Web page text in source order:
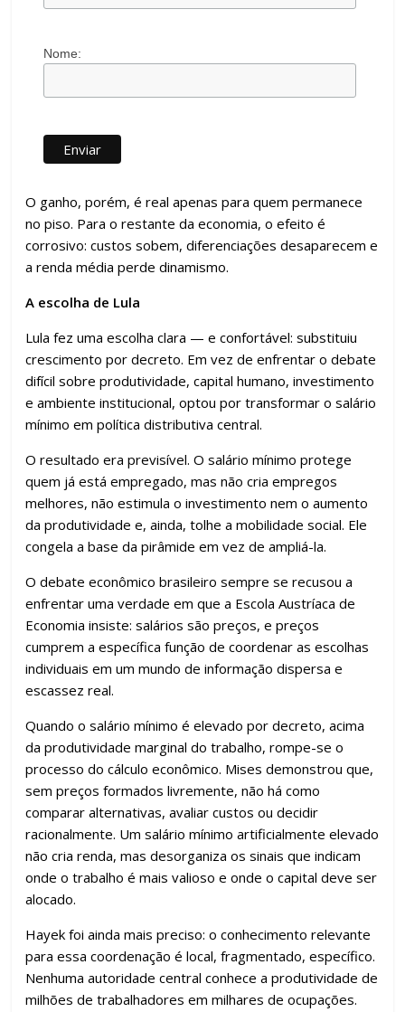
Nome:
O ganho, porém, é real apenas para quem permanece
no piso. Para o restante da economia, o efeito é
corrosivo: custos sobem, diferenciações desaparecem e
a renda média perde dinamismo.
A escolha de Lula
Lula fez uma escolha clara — e confortável: substituiu
crescimento por decreto. Em vez de enfrentar o debate
difícil sobre produtividade, capital humano, investimento
e ambiente institucional, optou por transformar o salário
mínimo em política distributiva central.
O resultado era previsível. O salário mínimo protege
quem já está empregado, mas não cria empregos
melhores, não estimula o investimento nem o aumento
da produtividade e, ainda, tolhe a mobilidade social. Ele
congela a base da pirâmide em vez de ampliá-la.
O debate econômico brasileiro sempre se recusou a
enfrentar uma verdade em que a Escola Austríaca de
Economia insiste: salários são preços, e preços
cumprem a específica função de coordenar as escolhas
individuais em um mundo de informação dispersa e
escassez real.
Quando o salário mínimo é elevado por decreto, acima
da produtividade marginal do trabalho, rompe-se o
processo do cálculo econômico. Mises demonstrou que,
sem preços formados livremente, não há como
comparar alternativas, avaliar custos ou decidir
racionalmente. Um salário mínimo artificialmente elevado
não cria renda, mas desorganiza os sinais que indicam
onde o trabalho é mais valioso e onde o capital deve ser
alocado.
Hayek foi ainda mais preciso: o conhecimento relevante
para essa coordenação é local, fragmentado, específico.
Nenhuma autoridade central conhece a produtividade de
milhões de trabalhadores em milhares de ocupações.